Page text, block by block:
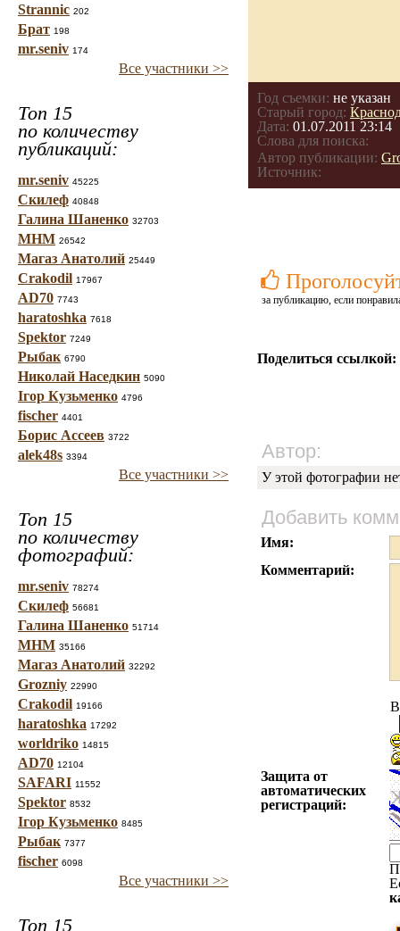
Strannic 202
Брат 198
mr.seniv 174
Все участники >>
Топ 15
по количеству
публикаций:
mr.seniv 45225
Скилеф 40848
Галина Шаненко 32703
МНМ 26542
Магаз Анатолий 25449
Crakodil 17967
AD70 7743
haratoshka 7618
Spektor 7249
Рыбак 6790
Николай Наседкин 5090
Ігор Кузьменко 4796
fischer 4401
Борис Ассеев 3722
alek48s 3394
Все участники >>
Топ 15
по количеству
фотографий:
mr.seniv 78274
Скилеф 56681
Галина Шаненко 51714
МНМ 35166
Магаз Анатолий 32292
Grozniy 22990
Crakodil 19166
haratoshka 17292
worldriko 14815
AD70 12104
SAFARI 11552
Spektor 8532
Ігор Кузьменко 8485
Рыбак 7377
fischer 6098
Все участники >>
Топ 15
Год съемки: не указан
Старый город:
Дата: 01.07.2011 23:14
Слова для поиска:
Автор публикации:
Источник:
за публикацию, если
Поделиться ссылкой:
Автор:
У этой фотографии
Добавить
Имя:
Комментарий:
Защита от
автоматических
регистраций: